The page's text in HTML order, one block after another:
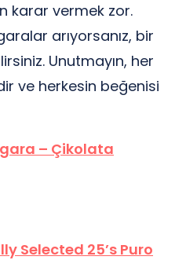
karar vermek zor.
arıyorsanız, bir
Unutmayın, her
ve herkesin beğenisi
– Çikolata
Selected 25’s Puro